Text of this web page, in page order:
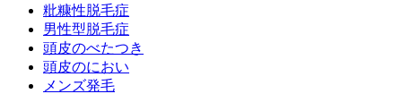
粃糠性脱毛症
男性型脱毛症
頭皮のべたつき
頭皮のにおい
メンズ発毛